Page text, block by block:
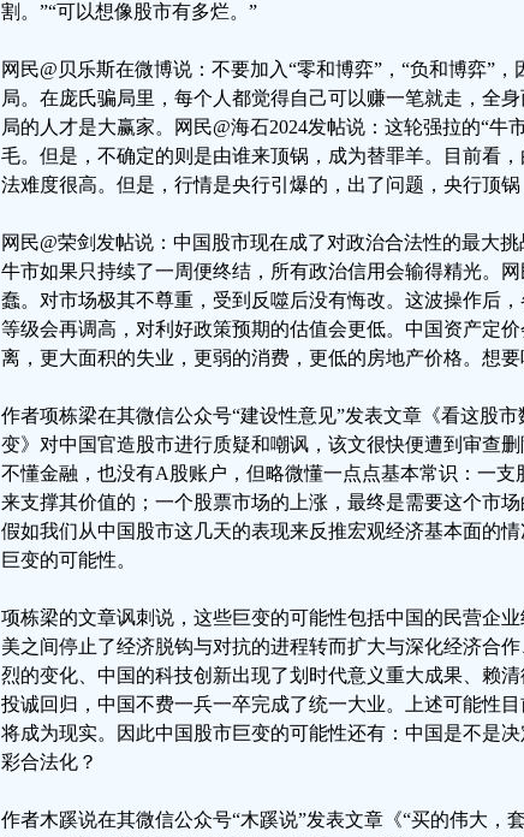
割。”“可以想像股市有多烂。”
网民@贝乐斯在微博说：不要加入“零和博弈”，“负和博弈”
局。在庞氏骗局里，每个人都觉得自己可以赚一笔就走，全
局的人才是大赢家。网民@海石2024发帖说：这轮强拉的“牛
毛。但是，不确定的则是由谁来顶锅，成为替罪羊。目前看
法难度很高。但是，行情是央行引爆的，出了问题，央行顶锅
网民@荣剑发帖说：中国股市现在成了对政治合法性的最大
牛市如果只持续了一周便终结，所有政治信用会输得精光。网
蠢。对市场极其不尊重，受到反噬后没有悔改。这波操作后
等级会再调高，对利好政策预期的估值会更低。中国资产定
离，更大面积的失业，更弱的消费，更低的房地产价格。想要
作者项栋梁在其微信公众号“建设性意见”发表文章《看这股
变》对中国官造股市进行质疑和嘲讽，该文很快便遭到审查
不懂金融，也没有A股账户，但略微懂一点点基本常识：一支
来支撑其价值的；一个股票市场的上涨，最终是需要这个市场
假如我们从中国股市这几天的表现来反推宏观经济基本面的
巨变的可能性。
项栋梁的文章讽刺说，这些巨变的可能性包括中国的民营企
美之间停止了经济脱钩与对抗的进程转而扩大与深化经济合
烈的变化、中国的科技创新出现了划时代意义重大成果、赖清
投诚回归，中国不费一兵一卒完成了统一大业。上述可能性
将成为现实。因此中国股市巨变的可能性还有：中国是不是
彩合法化？
作者木蹊说在其微信公众号“木蹊说”发表文章《“买的伟大，